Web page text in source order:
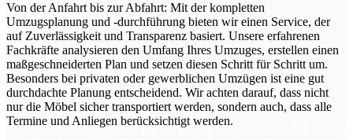
Von der Anfahrt bis zur Abfahrt: Mit der kompletten
Umzugsplanung und -durchführung bieten wir einen Service, der
auf Zuverlässigkeit und Transparenz basiert. Unsere erfahrenen
Fachkräfte analysieren den Umfang Ihres Umzuges, erstellen einen
maßgeschneiderten Plan und setzen diesen Schritt für Schritt um.
Besonders bei privaten oder gewerblichen Umzügen ist eine gut
durchdachte Planung entscheidend. Wir achten darauf, dass nicht
nur die Möbel sicher transportiert werden, sondern auch, dass alle
Termine und Anliegen berücksichtigt werden.